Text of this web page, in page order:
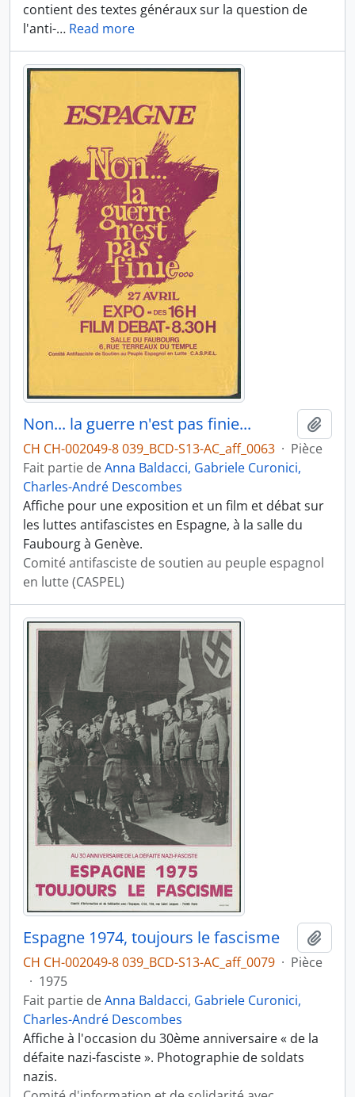
contient des textes généraux sur la question de
l'anti-… Read more
Non... la guerre n'est pas finie...
CH CH-002049-8 039_BCD-S13-AC_aff_0063 · Pièce
Fait partie deAnna Baldacci, Gabriele Curonici,
Charles-André Descombes
Affiche pour une exposition et un film et débat sur
les luttes antifascistes en Espagne, à la salle du
Faubourg à Genève.
Comité antifasciste de soutien au peuple espagnol
en lutte (CASPEL)
Espagne 1974, toujours le fascisme
CH CH-002049-8 039_BCD-S13-AC_aff_0079 · Pièce
· 1975
Fait partie deAnna Baldacci, Gabriele Curonici,
Charles-André Descombes
Affiche à l'occasion du 30ème anniversaire « de la
défaite nazi-fasciste ». Photographie de soldats
nazis.